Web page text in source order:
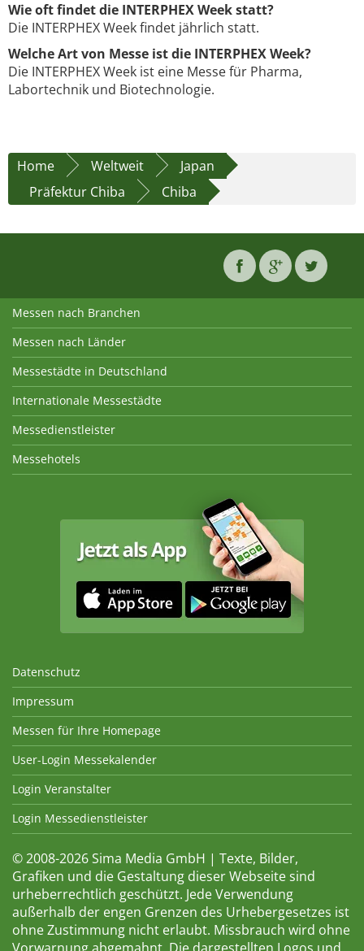
Wie oft findet die INTERPHEX Week statt?
Die INTERPHEX Week findet jährlich statt.
Welche Art von Messe ist die INTERPHEX Week?
Die INTERPHEX Week ist eine Messe für Pharma,
Labortechnik und Biotechnologie.
Home Weltweit
Japan
Präfektur Chiba
Chiba
Messen nach Branchen
Messen nach Länder
Messestädte in Deutschland
Internationale Messestädte
Messedienstleister
Messehotels
Datenschutz
Impressum
Messen für Ihre Homepage
User-Login Messekalender
Login Veranstalter
Login Messedienstleister
© 2008-2026 Sima Media GmbH | Texte, Bilder,
Grafiken und die Gestaltung dieser Webseite sind
urheberrechtlich geschützt. Jede Verwendung
außerhalb der engen Grenzen des Urhebergesetzes ist
ohne Zustimmung nicht erlaubt. Missbrauch wird ohne